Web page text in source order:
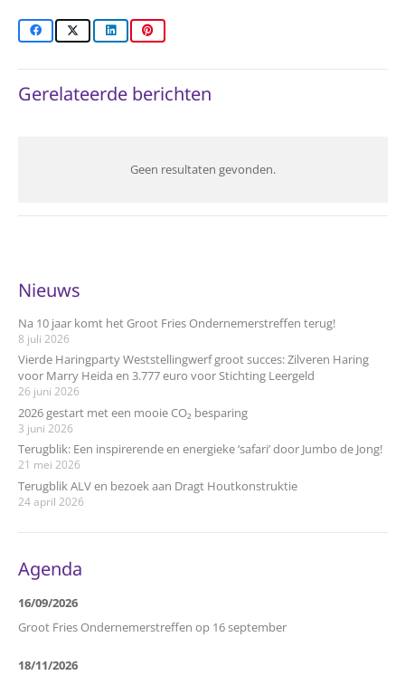
Gerelateerde berichten
Geen resultaten gevonden.
Nieuws
Na 10 jaar komt het Groot Fries Ondernemerstreffen terug!
8 juli 2026
Vierde Haringparty Weststellingwerf groot succes: Zilveren Haring
voor Marry Heida en 3.777 euro voor Stichting Leergeld
26 juni 2026
2026 gestart met een mooie CO₂ besparing
3 juni 2026
Terugblik: Een inspirerende en energieke ‘safari’ door Jumbo de Jong!
21 mei 2026
Terugblik ALV en bezoek aan Dragt Houtkonstruktie
24 april 2026
Agenda
16/09/2026
Groot Fries Ondernemerstreffen op 16 september
18/11/2026